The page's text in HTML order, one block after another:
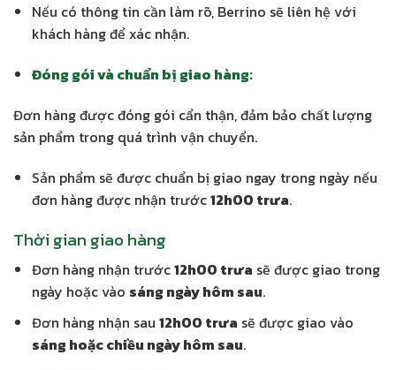
Nếu có thông tin cần làm rõ, Berrino sẽ liên hệ với
khách hàng để xác nhận.
Đóng gói và chuẩn bị giao hàng:
Đơn hàng được đóng gói cẩn thận, đảm bảo chất lượng
sản phẩm trong quá trình vận chuyển.
Sản phẩm sẽ được chuẩn bị giao ngay trong ngày nếu
đơn hàng được nhận trước12h00 trưa.
Thời gian giao hàng
Đơn hàng nhận trước12h00 trưa sẽ được giao trong
ngày hoặc vào sáng ngày hôm sau.
Đơn hàng nhận sau 12h00 trưa sẽ được giao vào
sáng hoặc chiều ngày hôm sau.